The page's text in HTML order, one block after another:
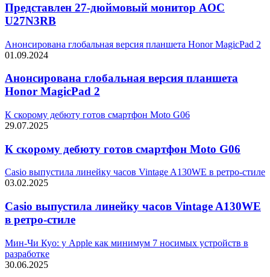
Представлен 27-дюймовый монитор AOC
U27N3RB
Анонсирована глобальная версия планшета Honor MagicPad 2
01.09.2024
Анонсирована глобальная версия планшета
Honor MagicPad 2
К скорому дебюту готов смартфон Moto G06
29.07.2025
К скорому дебюту готов смартфон Moto G06
Casio выпустила линейку часов Vintage A130WE в ретро-стиле
03.02.2025
Casio выпустила линейку часов Vintage A130WE
в ретро-стиле
Мин-Чи Куо: у Apple как минимум 7 носимых устройств в
разработке
30.06.2025